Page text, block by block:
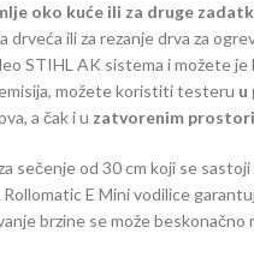
oko kuće ili za druge
drveća ili za rezanje drva za
STIHL AK sistema i možete
možete koristiti testeru u
a čak i u zatvorenim
sečenje od 30 cm koji se
E Mini vodilice
brzine se može